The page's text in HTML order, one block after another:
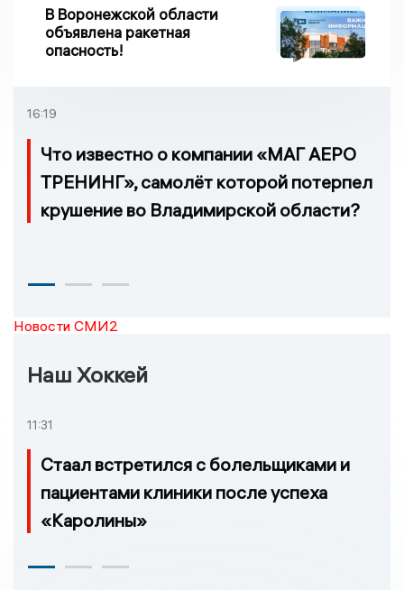
В Воронежской области
объявлена ракетная
опасность!
16:19
Что известно о компании «МАГ АЕРО
ТРЕНИНГ», самолёт которой потерпел
крушение во Владимирской области?
Новости СМИ2
Наш Хоккей
11:31
Стаал встретился с болельщиками и
пациентами клиники после успеха
«Каролины»